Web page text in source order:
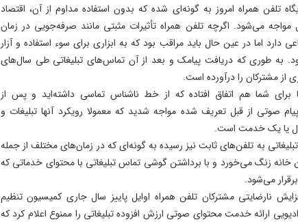
تلفن همراه امروز به گونه‌ای شده که بدون استفاده مداوم از آن، اقتصاد
می‌شود. اگرچه تلفن همراه تأثیرات مثبتی مانند صرفه‌جویی در زمان
دارد اما در عین حال باید مراقب بود که به ابزاری برای سوء استفاده و آزار
به طوری که دریافت پیامک و بعد از آن تماس‌های تبلیغاتی طی سال‌های
مشترکان را درآورده است.
برای شما هم اتفاق افتاده که از خط ناشناس تماسی داشته‌اید و پس از
صوتی از قبل تعریف شده مواجه شدید که معمولا رویکرد آنها تبلیغات و
یا یک خدمت است.
تبلیغاتی به تلفن‌های ثابت نیز رسیده به گونه‌ای که در زمان‌های مختلف از جمله
خانه زنگ می‌خورد و با برداشتن گوشی تماس تبلیغاتی با محتوای خدماتی که
برقرار می‌شود.
نارضایتی مشترکان تلفن همراه اوایل پاییز سال جاری کمیسیون تنظیم
ارائه خدمت محتوای صوتی ارزش افزوده تبلیغاتی را ممنوع اعلام کرد که